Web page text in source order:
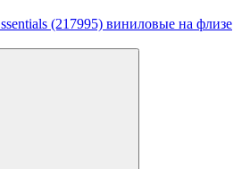
(217995) виниловые на флизе